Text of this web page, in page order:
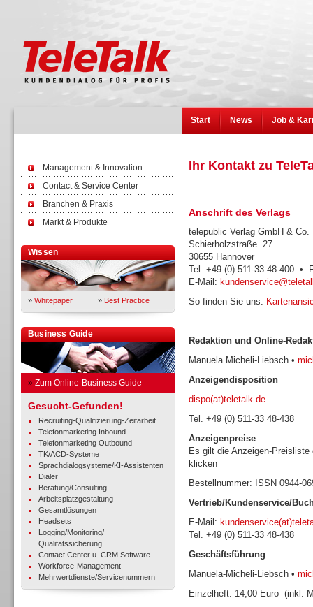
Start News Job &
Management & Innovation
Contact & Service Center
Branchen & Praxis
Markt & Produkte
Wissen
» Whitepaper » Best Practice
Business Guide
» Zum Online-Business Guide
Gesucht-Gefunden!
Recruiting-Qualifizierung-Zeitarbeit
Telefonmarketing Inbound
Telefonmarketing Outbound
TK/ACD-Systeme
Sprachdialogsysteme/KI-Assistenten
Dialer
Beratung/Consulting
Arbeitsplatzgestaltung
Gesamtlösungen
Headsets
Logging/Monitoring/
Qualitätssicherung
Contact Center u. CRM Software
Workforce-Management
Mehrwertdienste/Servicenummern
Ihr Kontakt zu
Anschrift des Verlags
telepublic Verlag GmbH & Co.
Schierholzstraße 27
30655 Hannover
Tel. +49 (0) 511-33 48-400 •
E-Mail:
So finden Sie uns:
Redaktion und Online-
Manuela Micheli-Liebsch •
Anzeigendisposition
dispo(at)teletalk.de
Tel. +49 (0) 511-33 48-438
Anzeigenpreise
Es gilt die Anzeigen-
klicken
Bestellnummer: ISSN 0944-
Vertrieb/Kundenservice/
E-Mail:
Tel. +49 (0) 511-33 48-438
Geschäftsführung
Manuela-Micheli-Liebsch •
Einzelheft: 14,00 Euro (inkl.